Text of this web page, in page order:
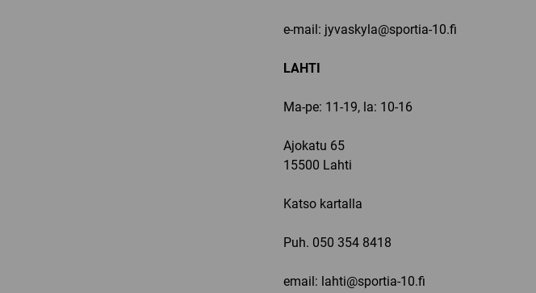
e-mail: jyvaskyla@sportia-10.fi
LAHTI
Ma-pe: 11-19, la: 10-16
Ajokatu 65
15500 Lahti
Katso kartalla
Puh. 050 354 8418
email: lahti@sportia-10.fi